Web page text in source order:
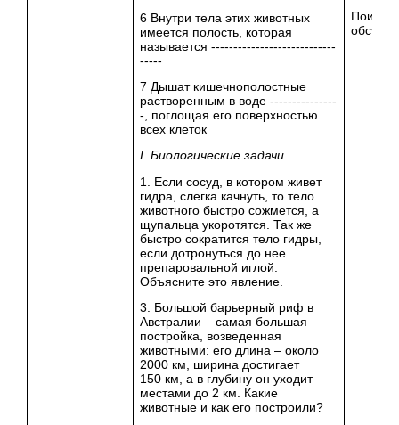
6 Внутри тела этих животных
имеется полость, которая
называется ----------------------------
-----
7 Дышат кишечнополостные
растворенным в воде ---------------
-, поглощая его поверхностью
всех клеток
I. Биологические задачи
1. Если сосуд, в котором живет
гидра, слегка качнуть, то тело
животного быстро сожмется, а
щупальца укоротятся. Так же
быстро сократится тело гидры,
если дотронуться до нее
препаровальной иглой.
Объясните это явление.
3. Большой барьерный риф в
Австралии – самая большая
постройка, возведенная
животными: его длина – около
2000 км, ширина достигает
150 км, а в глубину он уходит
местами до 2 км. Какие
животные и как его построили?